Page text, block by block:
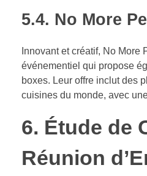
5.4. No More
Innovant et créatif, No More
événementiel qui propose
boxes. Leur offre inclut des
cuisines du monde, avec
6. Étude de
Réunion